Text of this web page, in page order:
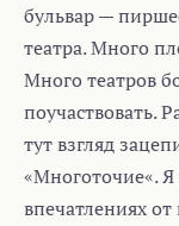
бульвар —
театра. Много
Много театров
поучаствовать.
тут взгляд
«Многоточие«.
впечатлениях